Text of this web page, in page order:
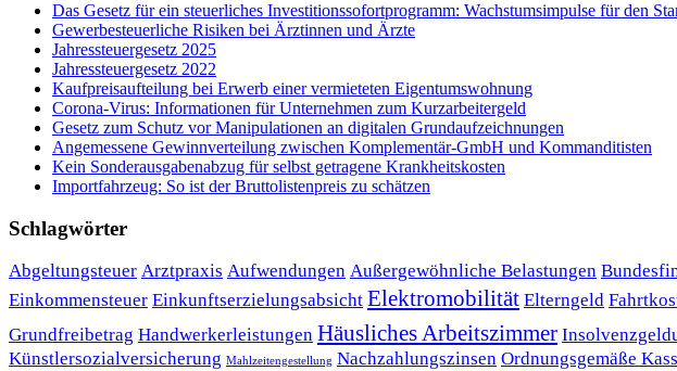
Das Gesetz für ein steuerliches Investitionssofortprogramm: Wachstumsimpulse für den
Gewerbesteuerliche Risiken bei Ärztinnen und Ärzte
Jahressteuergesetz 2025
Jahressteuergesetz 2022
Kaufpreisaufteilung bei Erwerb einer vermieteten Eigentumswohnung
Corona-Virus: Informationen für Unternehmen zum Kurzarbeitergeld
Ge­setz zum Schutz vor Ma­ni­pu­la­tio­nen an di­gi­ta­len Grund­auf­zeich­nun­gen
Angemessene Gewinnverteilung zwischen Komplementär-GmbH und Kommanditisten
Kein Sonderausgabenabzug für selbst getragene Krankheitskosten
Importfahrzeug: So ist der Bruttolistenpreis zu schätzen
Schlagwörter
Abgeltungsteuer Arztpraxis Aufwendungen Außergewöhnliche Belastungen
Einkommensteuer Einkunftserzielungsabsicht Elektromobilität Elterngeld
Grundfreibetrag Handwerkerleistungen Häusliches Arbeitszimmer
Künstlersozialversicherung Mahlzeitengestellung Nachzahlungszinsen Ordnungsgemäße